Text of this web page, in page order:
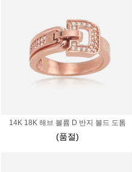
14K 18K 해브 볼륨 D 반지 볼드 도톰
(품절)